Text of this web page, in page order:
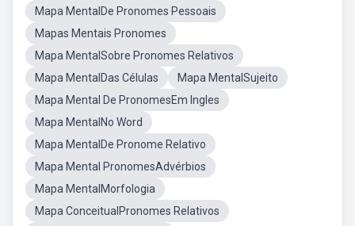
Mapa MentalDe Pronomes Pessoais
Mapas Mentais Pronomes
Mapa MentalSobre Pronomes Relativos
Mapa MentalDas Células
Mapa MentalSujeito
Mapa Mental De PronomesEm Ingles
Mapa MentalNo Word
Mapa MentalDe Pronome Relativo
Mapa Mental PronomesAdvérbios
Mapa MentalMorfologia
Mapa ConceitualPronomes Relativos